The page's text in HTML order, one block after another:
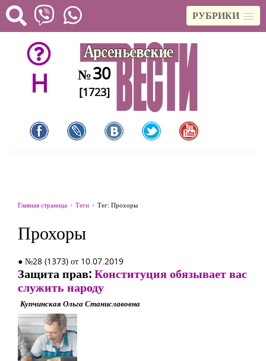
РУБРИКИ
H №30
[1723]
Главная страница Теги Тег: Прохоры
Прохоры
● №28 (1373) от 10.07.2019
Защита прав:Конституция обязывает вас
служить народу
Купчинская Ольга Станиславовна